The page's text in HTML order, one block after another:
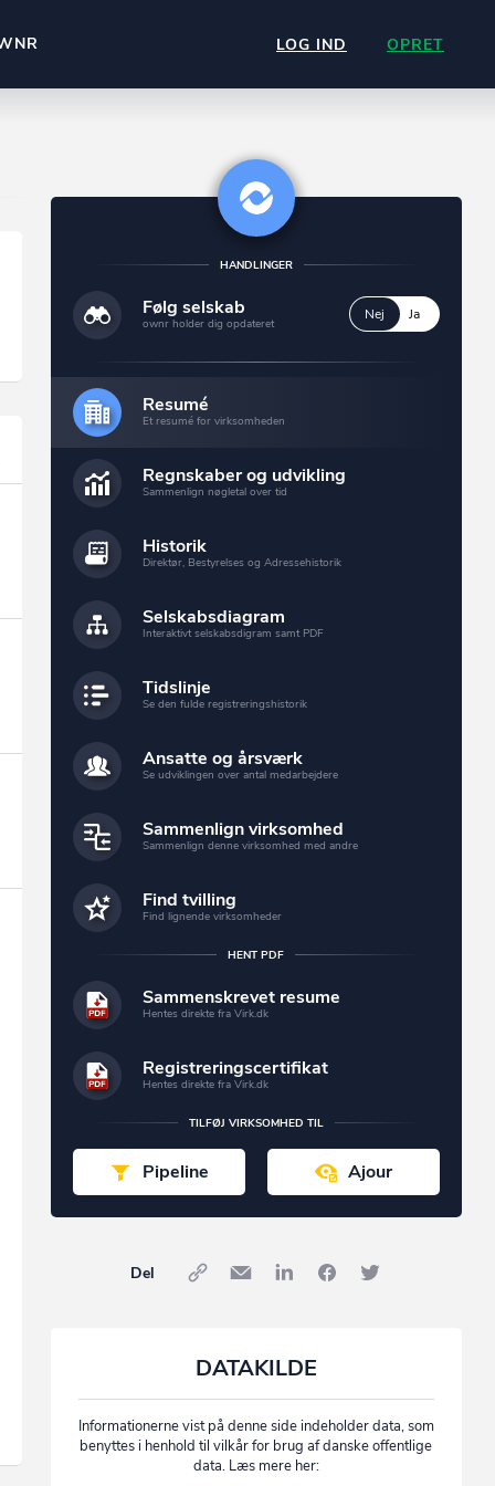
LOG IND OPRET
HANDLINGER
Følg selskab
ownr holder dig opdateret
Nej Ja
Resumé
Et resumé for virksomheden
Regnskaber og udvikling
Sammenlign nøgletal over tid
Historik
Direktør, Bestyrelses og Adressehistorik
Selskabsdiagram
Interaktivt selskabsdigram samt PDF
Tidslinje
Se den fulde registreringshistorik
Ansatte og årsværk
Se udviklingen over antal medarbejdere
Sammenlign virksomhed
Sammenlign denne virksomhed med andre
Find tvilling
Find lignende virksomheder
HENT PDF
Sammenskrevet resume
Hentes direkte fra Virk.dk
Registreringscertifikat
Hentes direkte fra Virk.dk
TILFØJ VIRKSOMHED TIL
Pipeline Ajour
Del
DATAKILDE
Informationerne vist på denne side indeholder data, som
benyttes i henhold til vilkår for brug af danske offentlige
data. Læs mere her: